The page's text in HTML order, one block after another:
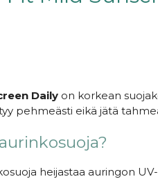
Daily on korkean
pehmeästi eikä jätä
heijastaa auringon